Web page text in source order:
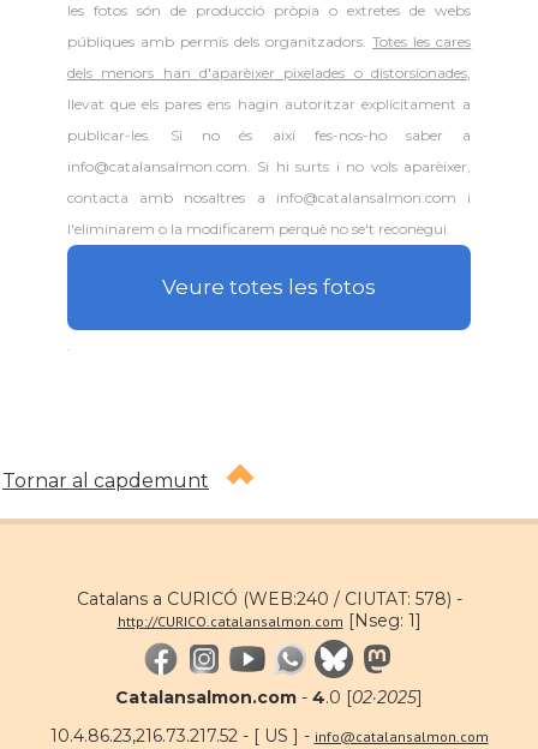
les fotos són de producció pròpia o extretes de webs
públiques amb permís dels organitzadors.Totes les cares
dels menors han d'aparèixer pixelades o distorsionades,
llevat que els pares ens hagin autoritzar explícitament a
publicar-les. Si no és així fes-nos-ho saber a
info@catalansalmon.com. Si hi surts i no vols aparèixer,
contacta amb nosaltres a info@catalansalmon.com i
l'eliminarem o la modificarem perquè no se't reconegui.
Veure totes les fotos
Tornar al capdemunt
Catalans a CURICÓ (WEB:240 / CIUTAT: 578) -
http://CURICO.catalansalmon.com [Nseg: 1]
Catalansalmon.com - 4.0 [02·2025]
10.4.86.23,216.73.217.52 - [ US ] - info@catalansalmon.com